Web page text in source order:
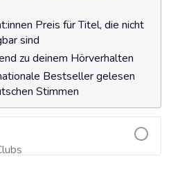
Preis für Titel, die nicht
sind
zu deinem Hörverhalten
Bestseller gelesen
Stimmen
hinzufügen